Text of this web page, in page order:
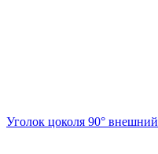
Уголок цоколя 90° внешний